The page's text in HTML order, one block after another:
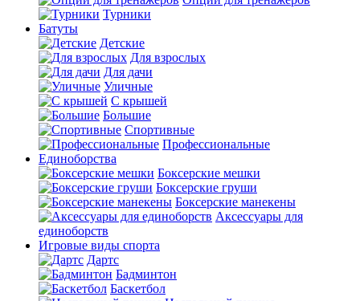
Турники
Батуты
Детские
Для взрослых
Для дачи
Уличные
С крышей
Большие
Спортивные
Профессиональные
Единоборства
Боксерские мешки
Боксерские груши
Боксерские манекены
Аксессуары для
единоборств
Игровые виды спорта
Дартс
Бадминтон
Баскетбол